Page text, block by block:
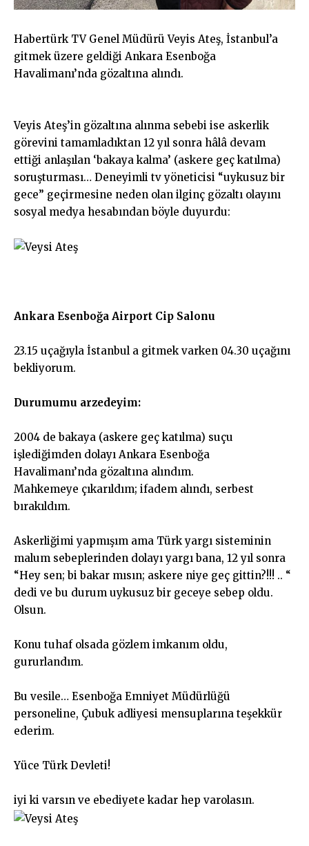
Habertürk TV Genel Müdürü Veyis Ateş, İstanbul’a
gitmek üzere geldiği Ankara Esenboğa
Havalimanı’nda gözaltına alındı.
Veyis Ateş’in gözaltına alınma sebebi ise askerlik
görevini tamamladıktan 12 yıl sonra hâlâ devam
ettiği anlaşılan ‘bakaya kalma’ (askere geç katılma)
soruşturması… Deneyimli tv yöneticisi “uykusuz bir
gece” geçirmesine neden olan ilginç gözaltı olayını
sosyal medya hesabından böyle duyurdu:
Ankara Esenboğa Airport Cip Salonu
23.15 uçağıyla İstanbul a gitmek varken 04.30 uçağını
bekliyorum.
Durumumu arzedeyim:
2004 de bakaya (askere geç katılma) suçu
işlediğimden dolayı Ankara Esenboğa
Havalimanı’nda gözaltına alındım.
Mahkemeye çıkarıldım; ifadem alındı, serbest
bırakıldım.
Askerliğimi yapmışım ama Türk yargı sisteminin
malum sebeplerinden dolayı yargı bana, 12 yıl sonra
“Hey sen; bi bakar mısın; askere niye geç gittin?!!! .. “
dedi ve bu durum uykusuz bir geceye sebep oldu.
Olsun.
Konu tuhaf olsada gözlem imkanım oldu,
gururlandım.
Bu vesile… Esenboğa Emniyet Müdürlüğü
personeline, Çubuk adliyesi mensuplarına teşekkür
ederim.
Yüce Türk Devleti!
iyi ki varsın ve ebediyete kadar hep varolasın.